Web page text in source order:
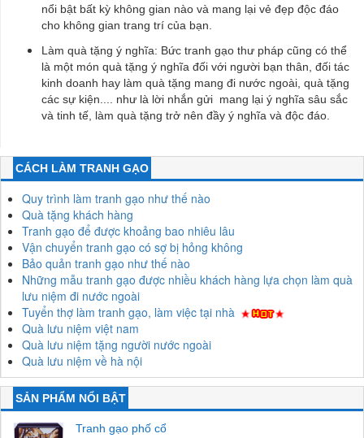
nổi bật bất kỳ không gian nào và mang lại vẻ đẹp độc đáo
cho không gian trang trí của bạn.
Làm quà tặng ý nghĩa: Bức tranh gạo thư pháp cũng có thể
là một món quà tặng ý nghĩa đối với người bạn thân, đối tác
kinh doanh hay làm quà tặng mang đi nước ngoài, quà tặng
các sự kiện.... như là lời nhắn gửi mang lại ý nghĩa sâu sắc
và tinh tế, làm quà tặng trở nên đầy ý nghĩa và độc đáo.
CÁCH LÀM TRANH GẠO
Quy trình làm tranh gạo như thế nào
Quà tặng khách hàng
Tranh gạo để được khoảng bao nhiêu lâu
Vận chuyển tranh gạo có sợ bị hỏng không
Bảo quản tranh gạo như thế nào
Những mẫu tranh gạo được nhiều khách hàng lựa chọn làm quà
lưu niệm đi nước ngoài
Tuyển thợ làm tranh gạo, làm việc tại nhà
Quà lưu niệm việt nam
Quà lưu niệm tặng người nước ngoài
Quà lưu niệm về hà nội
SẢN PHẨM NỔI BẬT
Tranh gạo phố cổ